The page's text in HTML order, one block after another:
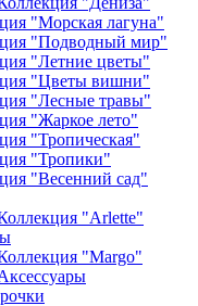
"Морская лагуна"
"Подводный мир"
"Летние цветы"
"Цветы вишни"
"Лесные травы"
"Жаркое лето"
"Тропическая"
"Тропики"
"Весенний сад"
"Arlette"
"Margo"